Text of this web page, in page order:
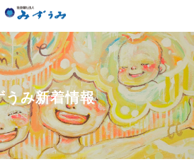
うみ新着情報